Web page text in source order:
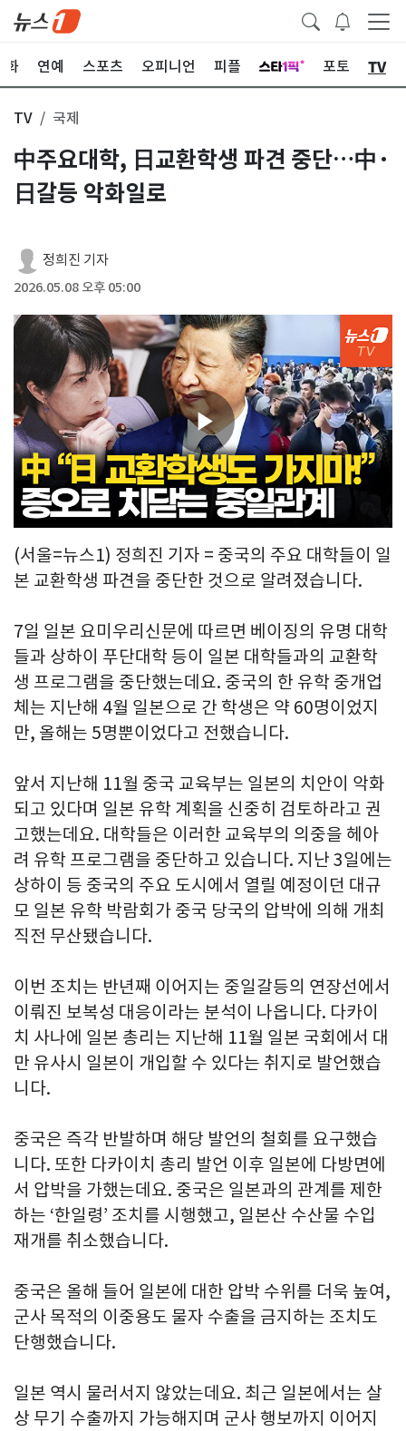
화 연예 스포츠 오피니언 피플 포토 TV
TV 국제
中주요대학, 日교환학생 파견 중단…中·
日갈등 악화일로
정희진 기자
2026.05.08 오후 05:00
Play
Video
(서울=뉴스1) 정희진 기자 = 중국의 주요 대학들이 일
본 교환학생 파견을 중단한 것으로 알려졌습니다.
7일 일본 요미우리신문에 따르면 베이징의 유명 대학
들과 상하이 푸단대학 등이 일본 대학들과의 교환학
생 프로그램을 중단했는데요. 중국의 한 유학 중개업
체는 지난해 4월 일본으로 간 학생은 약 60명이었지
만, 올해는 5명뿐이었다고 전했습니다.
앞서 지난해 11월 중국 교육부는 일본의 치안이 악화
되고 있다며 일본 유학 계획을 신중히 검토하라고 권
고했는데요. 대학들은 이러한 교육부의 의중을 헤아
려 유학 프로그램을 중단하고 있습니다. 지난 3일에는
상하이 등 중국의 주요 도시에서 열릴 예정이던 대규
모 일본 유학 박람회가 중국 당국의 압박에 의해 개최
직전 무산됐습니다.
이번 조치는 반년째 이어지는 중일갈등의 연장선에서
이뤄진 보복성 대응이라는 분석이 나옵니다. 다카이
치 사나에 일본 총리는 지난해 11월 일본 국회에서 대
만 유사시 일본이 개입할 수 있다는 취지로 발언했습
니다.
중국은 즉각 반발하며 해당 발언의 철회를 요구했습
니다. 또한 다카이치 총리 발언 이후 일본에 다방면에
서 압박을 가했는데요. 중국은 일본과의 관계를 제한
하는 ‘한일령’ 조치를 시행했고, 일본산 수산물 수입
재개를 취소했습니다.
중국은 올해 들어 일본에 대한 압박 수위를 더욱 높여,
군사 목적의 이중용도 물자 수출을 금지하는 조치도
단행했습니다.
일본 역시 물러서지 않았는데요. 최근 일본에서는 살
상 무기 수출까지 가능해지며 군사 행보까지 이어지